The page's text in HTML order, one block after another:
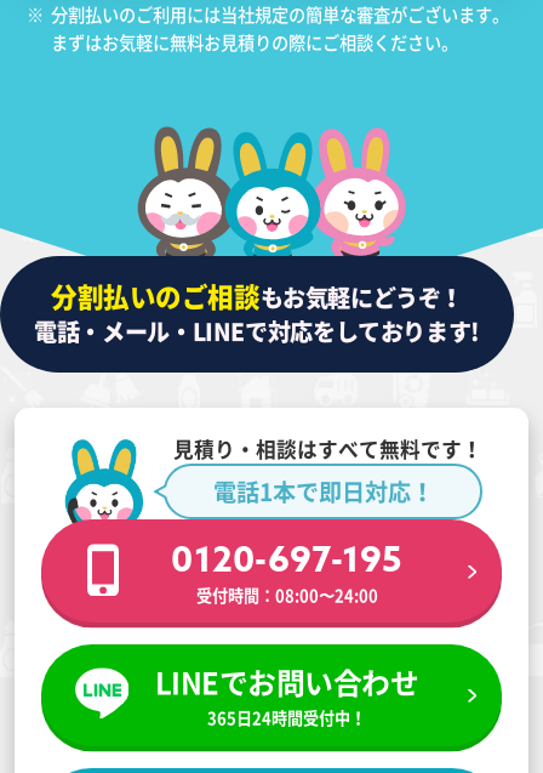
※ 分割払いのご利用には当社規定の簡単な審査がございます。
まずはお気軽に無料お見積りの際にご相談ください。
分割払いのご相談もお気軽にどうぞ！
電話・メール・LINEで対応をしております!
見積り・相談はすべて無料です！
電話1本で即日対応！
0120-697-195
受付時間：08:00〜24:00
LINEでお問い合わせ
365日24時間受付中！